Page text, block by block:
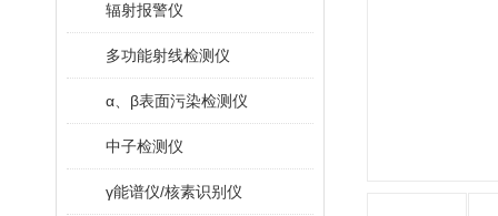
辐射报警仪
多功能射线检测仪
α、β表面污染检测仪
中子检测仪
γ能谱仪/核素识别仪